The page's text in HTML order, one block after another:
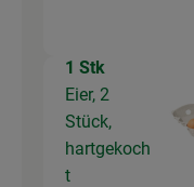
1 Stk
Eier, 2
Stück,
hartgekoch
t